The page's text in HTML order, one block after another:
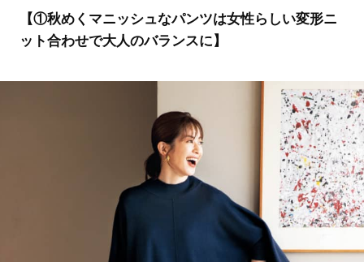
【①秋めくマニッシュなパンツは女性らしい変形ニ
ット合わせで大人のバランスに】